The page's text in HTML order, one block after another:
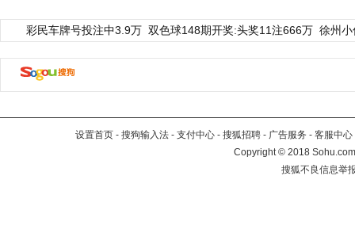
彩民车牌号投注中3.9万 双色球148期开奖:头奖11注666万 徐州
设置首页 - 搜狗输入法 - 支付中心 - 搜狐招聘 - 广告服务 - 客服中心
Copyright©2018
搜狐不良信息举